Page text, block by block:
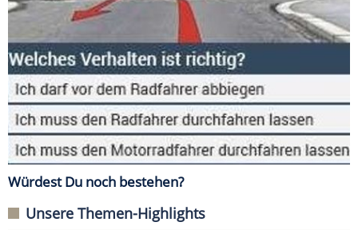
Würdest Du noch bestehen?
Unsere Themen-Highlights